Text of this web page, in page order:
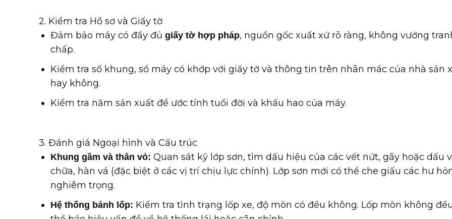
2. Kiểm tra Hồ sơ và Giấy tờ
Đảm bảo máy có đầy đủgiấy tờ hợp pháp, nguồn gốc xuất xứ rõ ràng, không vướng
chấp.
Kiểm tra số khung, số máy có khớp với giấy tờ và thông tin trên nhãn mác của nhà sản
hay không.
Kiểm tra năm sản xuất để ước tính tuổi đời và khấu hao của máy.
3. Đánh giá Ngoại hình và Cấu trúc
Khung gầm và thân vỏ: Quan sát kỹ lớp sơn, tìm dấu hiệu của các vết nứt, gãy hoặc dấu
chữa, hàn vá (đặc biệt ở các vị trí chịu lực chính). Lớp sơn mới có thể che giấu các hư
nghiêm trọng.
Hệ thống bánh lốp: Kiểm tra tình trạng lốp xe, độ mòn có đều không. Lốp mòn không